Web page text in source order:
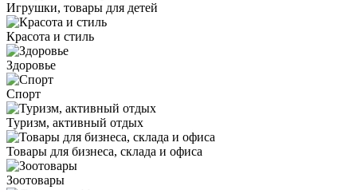
Игрушки, товары для детей
Красота и стиль
Здоровье
Спорт
Туризм, активный отдых
Товары для бизнеса, склада и офиса
Зоотовары